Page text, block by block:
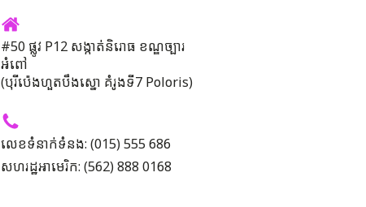
#50 ផ្លូវ P12 សង្កាត់និរោធ ខណ្ឌច្បារ
អំពៅ
(បុរីប៉េងហួតបឹងស្នោ គំរូងទី7 Poloris)
លេខទំនាក់ទំនង: (015) 555 686
សហរដ្ឋអាមេរិក: (562) 888 0168